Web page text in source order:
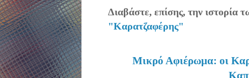
Διαβάστε, επίσης, την ιστορία
"Kαρατζαφέρης"
Μικρό Αφιέρωμα: οι